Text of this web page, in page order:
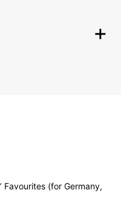
Favourites (for Germany,